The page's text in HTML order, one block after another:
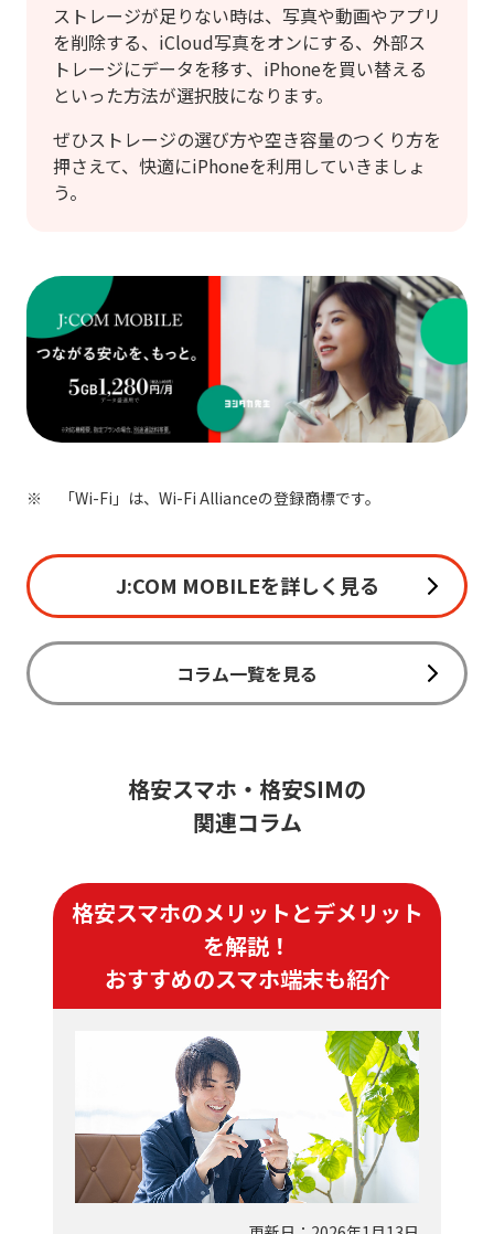
ストレージが足りない時は、写真や動画やアプリ
を削除する、iCloud写真をオンにする、外部ス
トレージにデータを移す、iPhoneを買い替える
といった方法が選択肢になります。
ぜひストレージの選び方や空き容量のつくり方を
押さえて、快適にiPhoneを利用していきましょ
う。
「Wi-Fi」は、Wi-Fi Allianceの登録商標です。
J:COM MOBILEを詳しく見る
コラム一覧を見る
格安スマホ・格安SIMの
関連コラム
格安スマホのメリットとデメリット
を解説！
おすすめのスマホ端末も紹介